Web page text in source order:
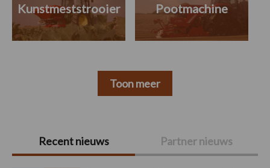
Primaire
Sidebar
Recent nieuws Partner nieuws
Kunstmeststrooier Pootmachine
Toon meer